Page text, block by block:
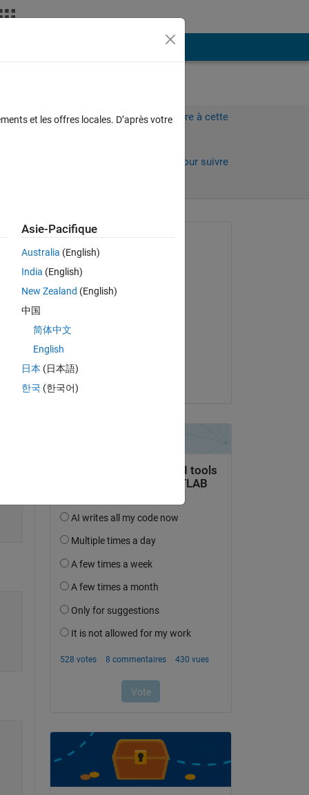
Connectez-vous pour répondre à cette
Connectez-vous pour suivre
Paul Hoffrichter
le 20 Déc 2022
le 26 Juin 2023
Acceptée :
et les offres locales. D’après votre
Asie-Pacifique
Australia (English)
India (English)
New Zealand (English)
中国
简体中文
English
日本 (日本語)
한국 (한국어)